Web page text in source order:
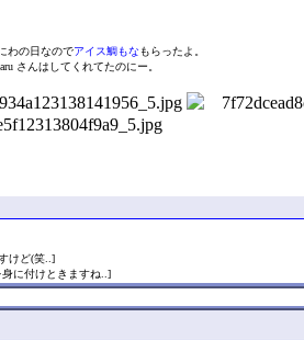
わの日なのでアイス鯛もな もらったよ。
さんはしてくれてたのにー。
けど(笑..]
に付けときますね..]